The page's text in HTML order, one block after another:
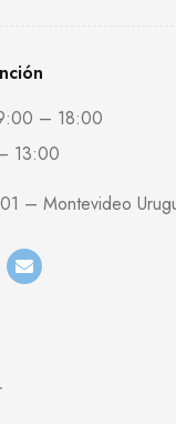
– 18:00
13:00
– Montevideo